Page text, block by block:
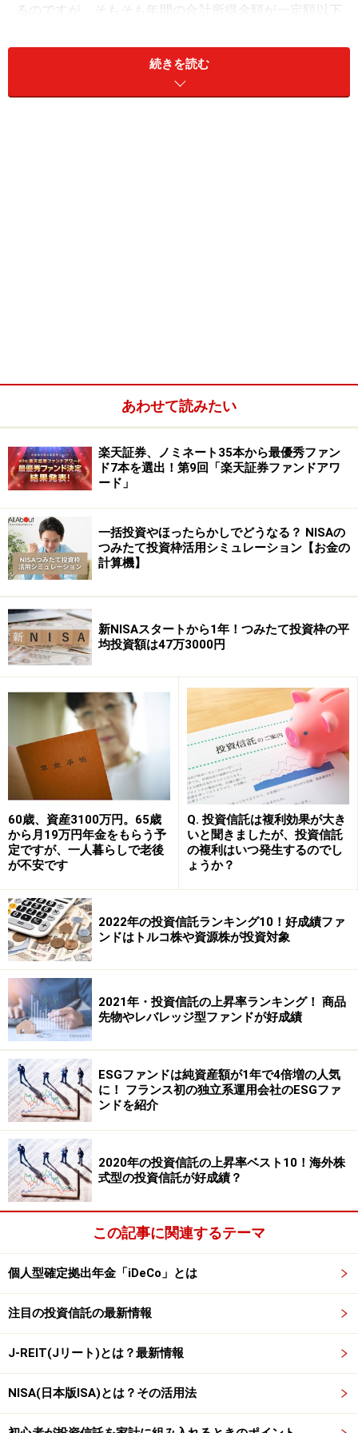
るのですが、そもそも年間の合計所得金額が一定額以下
除を受けており、世帯としての税負担は軽減されていま
す。「税負担の公平性」という所得控除の原則は、こう
して保たれているのです。
減額されることはありません。しかし、所得控除によっ
て課税所得が圧縮された結果、納めるべき年税額が少な
くなり、住宅ローン控除額を引ききれなくなることはあ
住宅ローン控除の恩恵を最大限に享受できない可能性が
出てくるのです。年税額が少なく、ローン残高が多い方
は、いま一度確認してみてください。
【関連記事】
iDeCo徹底解説！第1回「確定拠出年金」とは？
投資信託の売り時はいつ？
分散投資の落とし穴、分散させすぎは逆効果！
※記事内容は執筆時点のものです。最新の内容をご確認くださ
い。
本記事の内容は一般的な情報提供を目的としており、特定の金融
商品や投資行動を推奨するものではありません。
行ってください。
掲載情報の正確性・完全性については十分に配慮しております
が、その内容を保証するものではなく、これに基づく損失・損害
などについて当社は一切の責任を負いません。
最新の情報や詳細については、必ず各金融機関やサービス提供者
の公式情報をご確認ください。
【編集部からのお知らせ】
・「家計」について、 アンケート（2026/8/31まで）
中です！
※抽選で20名にAmazonギフト券1000円分プレゼント
※謝礼付きの限定アンケートやモニター企画に参加が可能に
なります
続きを読む
あわせて読みたい
楽天証券、ノミネート35本から最優秀ファン
ド7本を選出！第9回「楽天証券ファンドアワ
ード」
一括投資やほったらかしでどうなる？ NISAの
つみたて投資枠活用シミュレーション【お金の
計算機】
新NISAスタートから1年！つみたて投資枠の平
均投資額は47万3000円
60歳、資産3100万円。65歳
から月19万円年金をもらう予
定ですが、一人暮らしで老後
が不安です
Q. 投資信託は複利効果が大き
いと聞きましたが、投資信託
の複利はいつ発生するのでし
ょうか？
2022年の投資信託ランキング10！好成績ファ
ンドはトルコ株や資源株が投資対象
2021年・投資信託の上昇率ランキング！ 商品
先物やレバレッジ型ファンドが好成績
ESGファンドは純資産額が1年で4倍増の人気
に！ フランス初の独立系運用会社のESGファ
ンドを紹介
2020年の投資信託の上昇率ベスト10！海外株
式型の投資信託が好成績？
この記事に関連するテーマ
個人型確定拠出年金「iDeCo」とは
注目の投資信託の最新情報
J-REIT(Jリート)とは？最新情報
NISA(日本版ISA)とは？その活用法